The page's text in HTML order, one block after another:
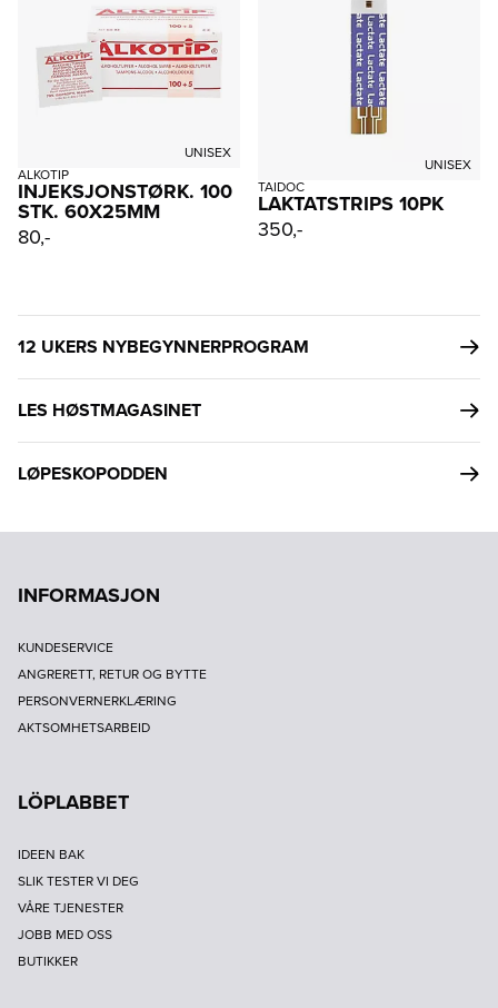
UNISEX
ALKOTIP
INJEKSJONSTØRK. 100
STK. 60X25MM
80,-
UNISEX
TAIDOC
LAKTATSTRIPS 10PK
350,-
12 UKERS NYBEGYNNERPROGRAM
LES HØSTMAGASINET
LØPESKOPODDEN
INFORMASJON
KUNDESERVICE
ANGRERETT, RETUR OG BYTTE
PERSONVERNERKLÆRING
AKTSOMHETSARBEID
LÖPLABBET
IDEEN BAK
SLIK TESTER VI DEG
VÅRE TJENESTER
JOBB MED OSS
BUTIKKER